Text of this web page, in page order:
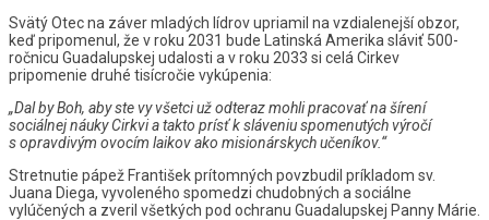
Svätý Otec na záver mladých lídrov upriamil na vzdialenejší obzor,
keď pripomenul, že v roku 2031 bude Latinská Amerika sláviť 500-
ročnicu Guadalupskej udalosti a v roku 2033 si celá Cirkev
pripomenie druhé tisícročie vykúpenia:
„Dal by Boh, aby ste vy všetci už odteraz mohli pracovať na šírení
sociálnej náuky Cirkvi a takto prísť k sláveniu spomenutých výročí
s opravdivým ovocím laikov ako misionárskych učeníkov.“
Stretnutie pápež František prítomných povzbudil príkladom sv.
Juana Diega, vyvoleného spomedzi chudobných a sociálne
vylúčených a zveril všetkých pod ochranu Guadalupskej Panny Márie.